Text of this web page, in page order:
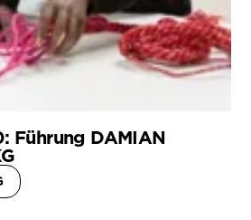
Führung DAMIAN